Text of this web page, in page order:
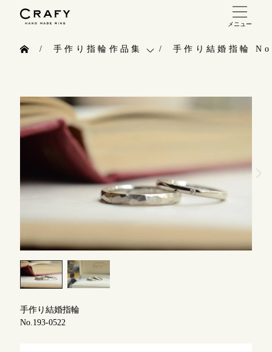
メニュー
指輪制作の流れ
オーダーメイド 結婚指輪・婚約指輪
指輪作品集
工房一覧
よくあるご質問
アフターケア・保証
手作り指輪作品集
お問い合わせ
お客様インタビュー
指輪のハンドメイド・手作り
CRAFYについて
結婚指輪手作り工房のご案内
手作り結婚指輪
手作り結婚指輪
No.193-0522
10:00～18:00 /年中無休
年末年始は除く
こちら
目黒本店 来店ご予約
表参道店
吉祥寺店